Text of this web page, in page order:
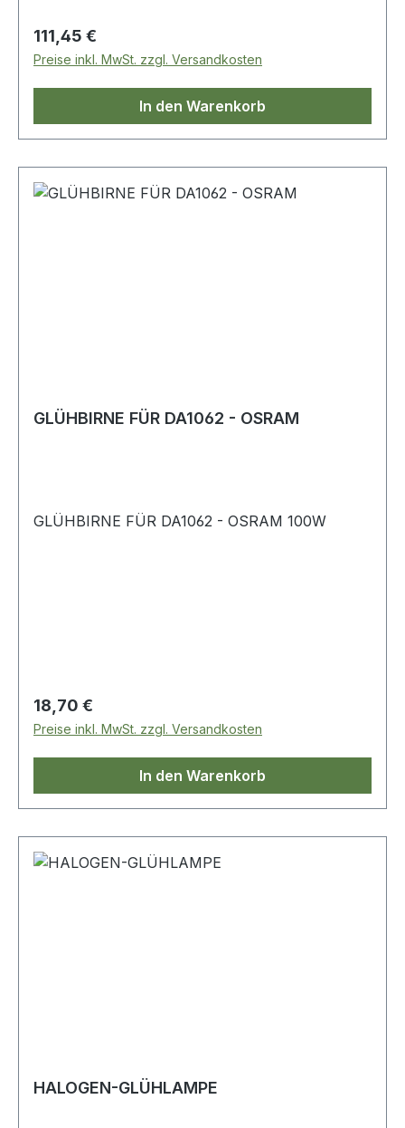
Regulärer Preis:
111,45 €
Preise inkl. MwSt. zzgl. Versandkosten
In den Warenkorb
GLÜHBIRNE FÜR DA1062 - OSRAM
GLÜHBIRNE FÜR DA1062 - OSRAM 100W
Regulärer Preis:
18,70 €
Preise inkl. MwSt. zzgl. Versandkosten
In den Warenkorb
HALOGEN-GLÜHLAMPE